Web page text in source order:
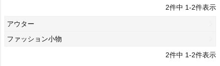
2件中 1-2件表示
アウター
ファッション小物
2件中 1-2件表示